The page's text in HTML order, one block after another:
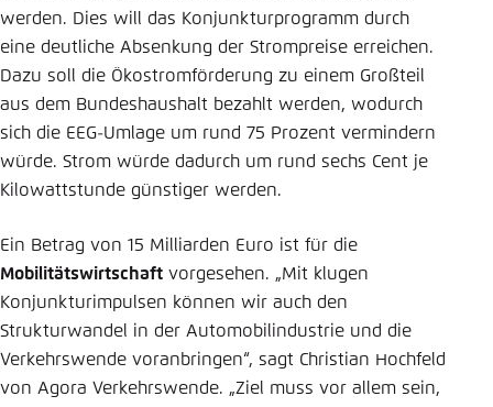
werden. Dies will das Konjunkturprogramm durch
eine deutliche Absenkung der Strompreise erreichen.
Dazu soll die Ökostromförderung zu einem Großteil
aus dem Bundeshaushalt bezahlt werden, wodurch
sich die EEG-Umlage um rund 75 Prozent vermindern
würde. Strom würde dadurch um rund sechs Cent je
Kilowattstunde günstiger werden.
Ein Betrag von 15 Milliarden Euro ist für die
Mobilitätswirtschaft vorgesehen. „Mit klugen
Konjunkturimpulsen können wir auch den
Strukturwandel in der Automobilindustrie und die
Verkehrswende voranbringen“, sagt Christian Hochfeld
von Agora Verkehrswende. „Ziel muss vor allem sein,